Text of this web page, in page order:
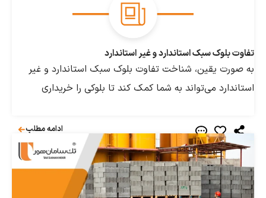
سبک استاندارد و غیر استاندارد
یقین، شناخت تفاوت بلوک سبک استاندارد و غیر
می‌تواند به شما کمک کند تا بلوکی را خریداری
ادامه مطلب